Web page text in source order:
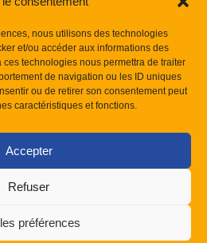
nous utilisons des technologies
et/ou accéder aux informations des
technologies nous permettra de traiter
de navigation ou les ID uniques
ou de retirer son consentement peut
caractéristiques et fonctions.
Accepter
Refuser
préférences